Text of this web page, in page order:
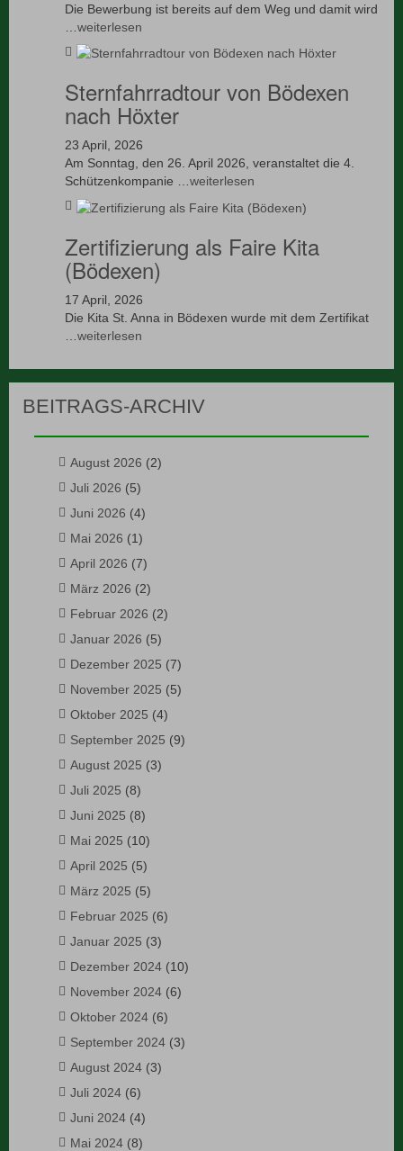
Die Bewerbung ist bereits auf dem Weg und damit wird
weiterlesen
Sternfahrradtour von Bödexen
nach Höxter
23 April, 2026
Am Sonntag, den 26. April 2026, veranstaltet die 4.
Schützenkompanie …weiterlesen
Zertifizierung als Faire Kita
(Bödexen)
17 April, 2026
Die Kita St. Anna in Bödexen wurde mit dem Zertifikat
weiterlesen
BEITRAGS-ARCHIV
August 2026 (2)
Juli 2026 (5)
Juni 2026 (4)
Mai 2026 (1)
April 2026 (7)
März 2026 (2)
Februar 2026 (2)
Januar 2026 (5)
Dezember 2025 (7)
November 2025 (5)
Oktober 2025 (4)
September 2025 (9)
August 2025 (3)
Juli 2025 (8)
Juni 2025 (8)
Mai 2025 (10)
April 2025 (5)
März 2025 (5)
Februar 2025 (6)
Januar 2025 (3)
Dezember 2024 (10)
November 2024 (6)
Oktober 2024 (6)
September 2024 (3)
August 2024 (3)
Juli 2024 (6)
Juni 2024 (4)
Mai 2024 (8)